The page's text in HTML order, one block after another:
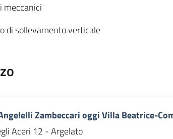
meccanici
di sollevamento verticale
Zambeccari oggi Villa Beatrice-
Aceri 12 - Argelato